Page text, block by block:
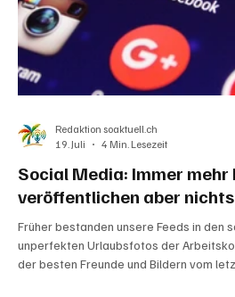
Social Media: Immer mehr
veröffentlichen aber nichts
Früher bestanden unsere Feeds in den
unperfekten Urlaubsfotos der
der besten Freunde und Bildern vom
Redaktion soaktuell.ch
19. Juli
4 Min. Lesezeit